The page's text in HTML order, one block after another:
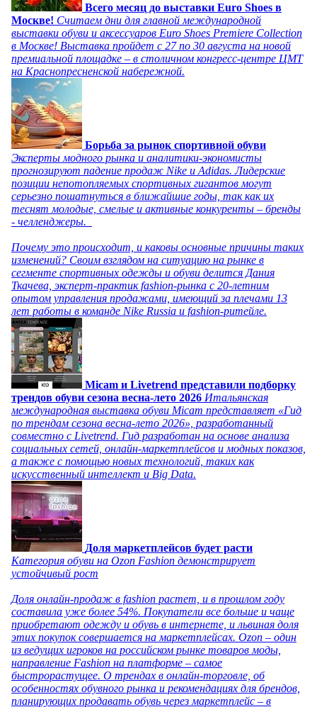
Всего месяц до выставки Euro Shoes в
Москве! Считаем дни для главной международной
выставки обуви и аксессуаров Euro Shoes Premiere Collection
в Москве! Выставка пройдет с 27 по 30 августа на новой
премиальной площадке – в столичном конгресс-центре ЦМТ
на Краснопресненской набережной.
Борьба за рынок спортивной обуви
Эксперты модного рынка и аналитики-экономисты
прогнозируют падение продаж Nike и Adidas. Лидерские
позиции непотопляемых спортивных гигантов могут
серьезно пошатнуться в ближайшие годы, так как их
теснят молодые, смелые и активные конкуренты – бренды
- челленджеры.
Почему это происходит, и каковы основные причины таких
изменений? Своим взглядом на ситуацию на рынке в
сегменте спортивных одежды и обуви делится Дания
Ткачева, эксперт-практик fashion-рынка с 20-летним
опытом управления продажами, имеющий за плечами 13
лет работы в команде Nike Russia и fashion-ритейле.
Micam и Livetrend представили подборку
трендов обуви сезона весна-лето 2026 Итальянская
международная выставка обуви Micam представляет «Гид
по трендам сезона весна-лето 2026», разработанный
совместно с Livetrend. Гид разработан на основе анализа
социальных сетей, онлайн-маркетплейсов и модных показов,
а также с помощью новых технологий, таких как
искусственный интеллект и Big Data.
Доля маркетплейсов будет расти
Категория обуви на Ozon Fashion демонстрирует
устойчивый рост
Доля онлайн-продаж в fashion растет, и в прошлом году
составила уже более 54%. Покупатели все больше и чаще
приобретают одежду и обувь в интернете, и львиная доля
этих покупок совершается на маркетплейсах. Ozon – один
из ведущих игроков на российском рынке товаров моды,
направление Fashion на платформе – самое
быстрорастущее. О трендах в онлайн-торговле, об
особенностях обувного рынка и рекомендациях для брендов,
планирующих продавать обувь через маркетплейс – в